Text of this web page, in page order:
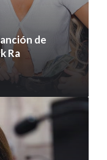
de
Ra